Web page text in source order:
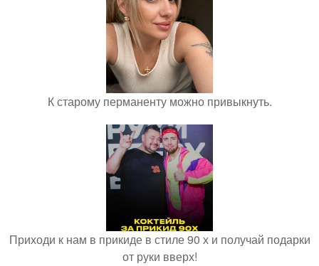
К старому перманенту можно привыкнуть.
Приходи к нам в прикиде в стиле 90 х и получай подарки
от руки вверх!